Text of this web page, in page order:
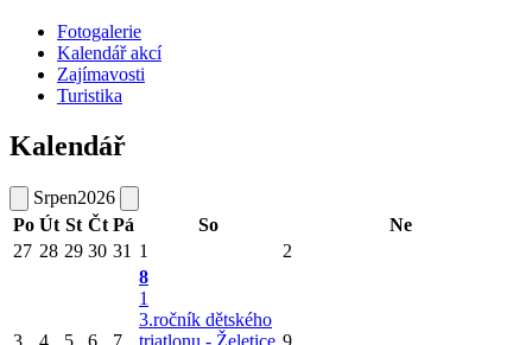
Fotogalerie
Kalendář akcí
Zajímavosti
Turistika
Kalendář
Srpen2026
Po Út St Čt Pá So
Ne
27 28 29 30 31 1 2
3 4 5 6 7
8
1
3.ročník dětského
triatlonu - Želetice 9